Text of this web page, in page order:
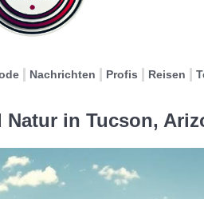
Nachrichten Profis Reisen
in Tucson,